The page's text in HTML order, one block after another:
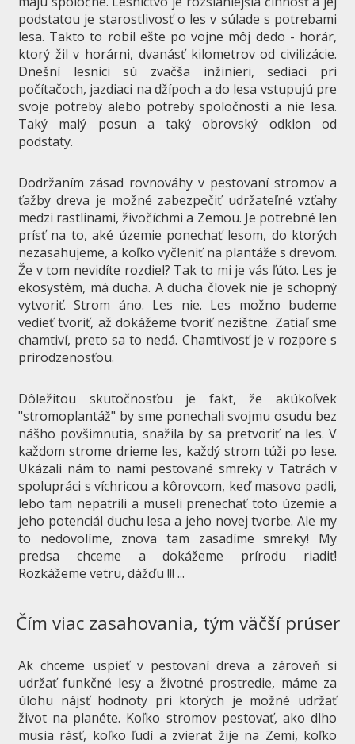
podstatou je starostlivosť o les v súlade s potrebami
lesa. Takto to robil ešte po vojne môj dedo - horár,
ktorý žil v horárni, dvanásť kilometrov od civilizácie.
Dnešní lesníci sú zväčša inžinieri, sediaci pri
počítačoch, jazdiaci na džípoch a do lesa vstupujú pre
svoje potreby alebo potreby spoločnosti a nie lesa.
Taký malý posun a taký obrovský odklon od
podstaty.
Dodržaním zásad rovnováhy v pestovaní stromov a
ťažby dreva je možné zabezpečiť udržateľné vzťahy
medzi rastlinami, živočíchmi a Zemou. Je potrebné len
prísť na to, aké územie ponechať lesom, do ktorých
nezasahujeme, a koľko vyčleniť na plantáže s drevom.
Že v tom nevidíte rozdiel? Tak to mi je vás ľúto. Les je
ekosystém, má ducha. A ducha človek nie je schopný
vytvoriť. Strom áno. Les nie. Les možno budeme
vedieť tvoriť, až dokážeme tvoriť nezištne. Zatiaľ sme
chamtiví, preto sa to nedá. Chamtivosť je v rozpore s
prirodzenosťou.
Dôležitou skutočnosťou je fakt, že akúkoľvek
"stromoplantáž" by sme ponechali svojmu osudu bez
nášho povšimnutia, snažila by sa pretvoriť na les. V
každom strome drieme les, každý strom túži po lese.
Ukázali nám to nami pestované smreky v Tatrách v
spolupráci s víchricou a kôrovcom, keď masovo padli,
lebo tam nepatrili a museli prenechať toto územie a
jeho potenciál duchu lesa a jeho novej tvorbe. Ale my
to nedovolíme, znova tam zasadíme smreky! My
predsa chceme a dokážeme prírodu riadiť!
Rozkážeme vetru, dážďu !!! ...
Čím viac zasahovania, tým väčší prúser
Ak chceme uspieť v pestovaní dreva a zároveň si
udržať funkčné lesy a životné prostredie, máme za
úlohu nájsť hodnoty pri ktorých je možné udržať
život na planéte. Koľko stromov pestovať, ako dlho
musia rásť, koľko ľudí a zvierat žije na Zemi, koľko